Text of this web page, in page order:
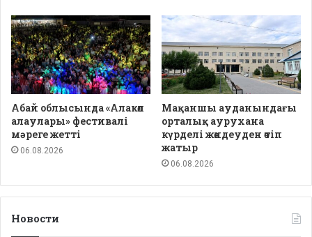
Абай облысында «Алакөл
алаулары» фестивалі
мәреге жетті
06.08.2026
Мақаншы ауданындағы
орталық аурухана
күрделі жөндеуден өтіп
жатыр
06.08.2026
Новости